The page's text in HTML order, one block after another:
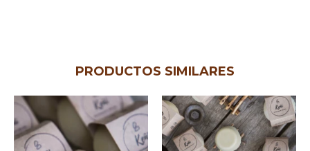
PRODUCTOS SIMILARES